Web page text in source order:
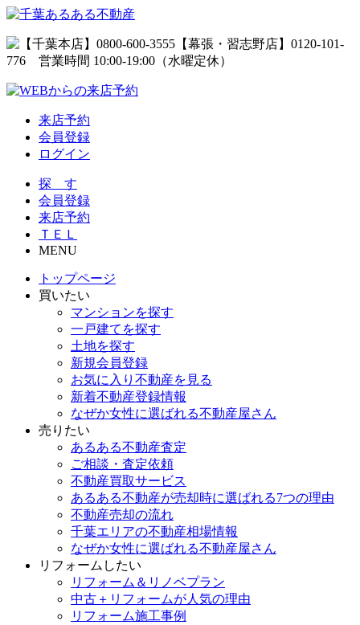
来店予約
会員登録
ログイン
探 す
会員登録
来店予約
ＴＥＬ
MENU
トップページ
買いたい
マンションを探す
一戸建てを探す
土地を探す
新規会員登録
お気に入り不動産を見る
新着不動産登録情報
なぜか女性に選ばれる不動産屋さん
売りたい
あるある不動産査定
ご相談・査定依頼
不動産買取サービス
あるある不動産が売却時に選ばれる7つの理由
不動産売却の流れ
千葉エリアの不動産相場情報
なぜか女性に選ばれる不動産屋さん
リフォームしたい
リフォーム＆リノベプラン
中古＋リフォームが人気の理由
リフォーム施工事例